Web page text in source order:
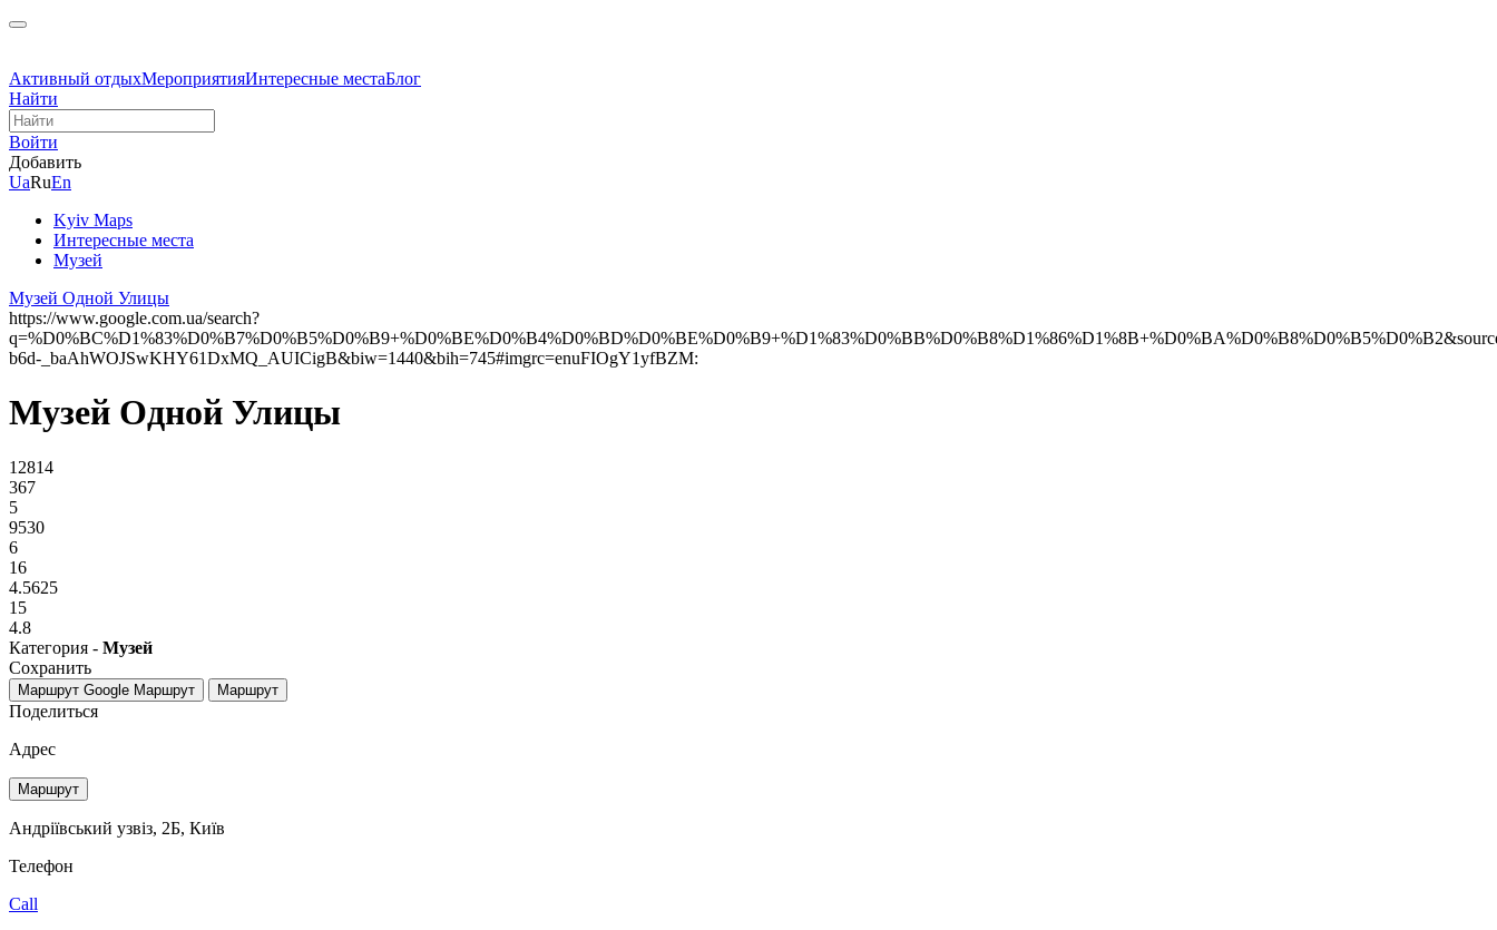
Активный отдыхМероприятияИнтересные местаБлог
Найти
Войти
Добавить
UaRuEn
Kyiv Maps
Интересные места
Музей
Музей Одной Улицы
https://www.google.com.ua/search?
b6d-_baAhWOJSwKHY61DxMQ_AUICigB&biw=1440&bih=745#imgrc=enuFIOgY1yfBZM:
Музей Одной Улицы
12814
367
5
9530
6
16
4.5625
15
4.8
Категория - Музей
Сохранить
Маршрут Google Маршрут Маршрут
Поделиться
Адрес
Маршрут
Андріївський узвіз, 2Б, Київ
Телефон
Call